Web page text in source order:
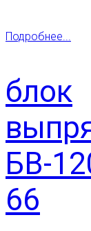
Подробнее...
блок
БВ-
66